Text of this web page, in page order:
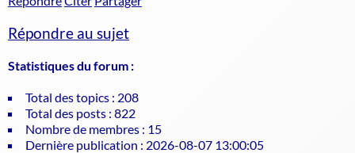
Répondre au sujet
Statistiques du forum :
Total des topics : 208
Total des posts : 822
Nombre de membres : 15
Dernière publication : 2026-08-07 13:00:05